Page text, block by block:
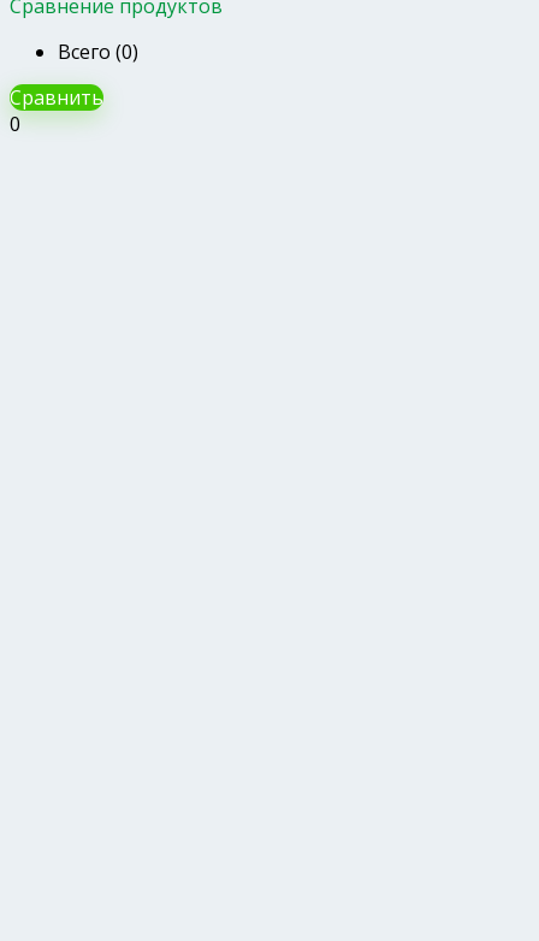
Сравнение продуктов
Всего (0)
Сравнить
0